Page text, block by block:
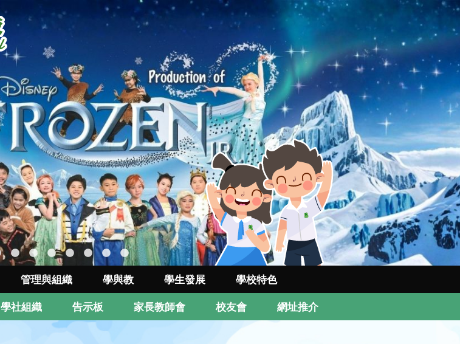
管理與組織 學與教 學生發展 學校特色
學社組織 告示板 家長教師會 校友會 網址推介